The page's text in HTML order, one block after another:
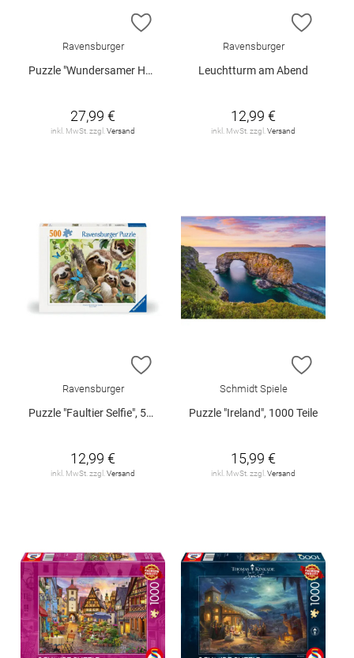
ZUR WUNSCHLISTE HINZUFÜGEN
Ravensburger
Puzzle "Wundersamer Hafen", 1500 Teile
27,99 €
inkl. MwSt. zzgl.Versand
ZUR
Ravensburger
Leuchtturm am Abend
12,99 €
inkl. MwSt. zzgl.Versand
ZUR WUNSCHLISTE HINZUFÜGEN
Ravensburger
Puzzle "Faultier Selfie", 500 Teile
12,99 €
inkl. MwSt. zzgl. Versand
ZUR
Schmidt Spiele
Puzzle "Ireland", 1000 Teile
15,99 €
inkl. MwSt. zzgl. Versand